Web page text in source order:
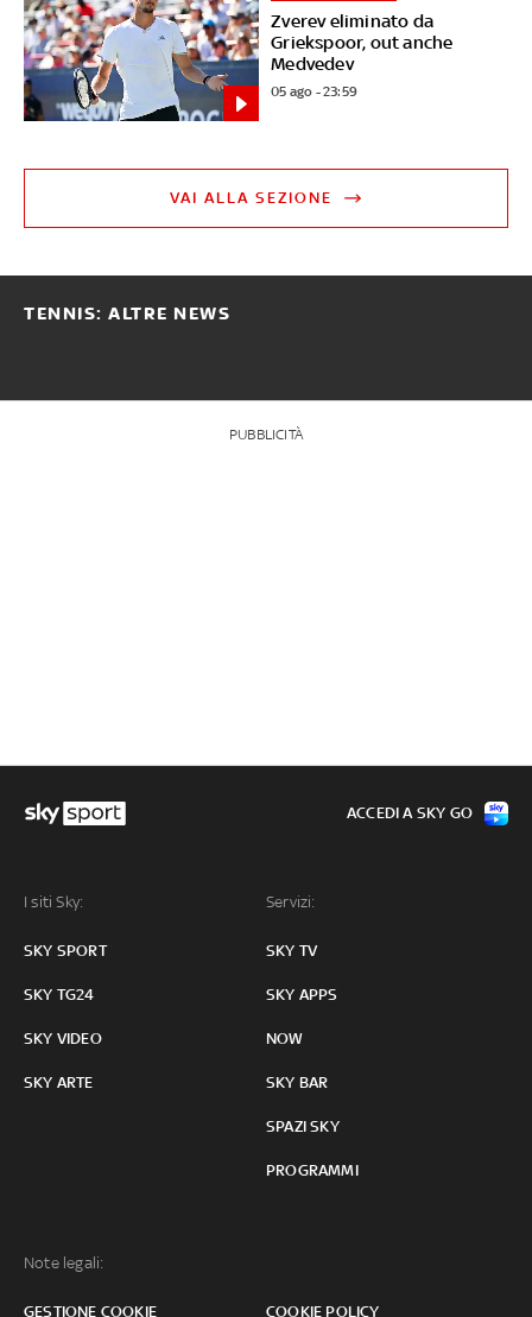
Zverev eliminato da
Griekspoor, out anche
Medvedev
05 ago - 23:59
VAI ALLA SEZIONE
TENNIS: ALTRE NEWS
PUBBLICITÀ
I siti Sky:
SKY SPORT
SKY TG24
SKY VIDEO
SKY ARTE
Servizi:
SKY TV
SKY APPS
NOW
SKY BAR
SPAZI SKY
PROGRAMMI
Note legali:
GESTIONE COOKIE COOKIE POLICY
ACCEDI A SKY GO